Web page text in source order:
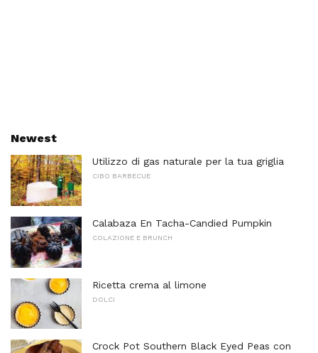
Newest
Utilizzo di gas naturale per la tua griglia
CIBO BARBECUE
Calabaza En Tacha-Candied Pumpkin
COLAZIONE E BRUNCH
Ricetta crema al limone
DOLCI
Crock Pot Southern Black Eyed Peas con